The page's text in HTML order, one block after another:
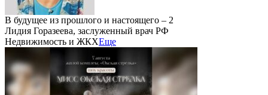
В будущее из прошлого и настоящего – 2
Лидия Горазеева, заслуженный врач РФ
Недвижимость и ЖКХЕще